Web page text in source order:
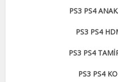
PS3 PS4
PS3 PS4
PS3 PS4
PS3 PS4